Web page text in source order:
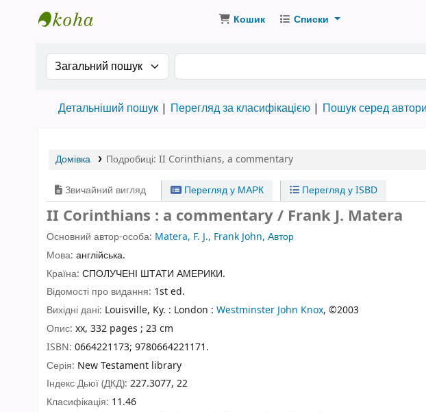
Кошик Списки
Search the catalog by:Пошук за ключовими словами
Детальніший пошук Перегляд за класифікацією Пошук серед
Домівка Подробиці: II Corinthians, a commentary
Звичайний вигляд Перегляд у МАРК Перегляд у ISBD
II Corinthians : a commentary / Frank J. Matera
Основний автор-особа: Matera, F. J., Frank John, Автор
Мова: англійська.
Країна: СПОЛУЧЕНІ ШТАТИ АМЕРИКИ.
Відомості про видання: 1st ed.
Вихідні дані: Louisville, Ky. : London : Westminster John Knox, ©2003
Опис: xx, 332 pages ; 23 cm
ISBN: 0664221173; 9780664221171.
Серія: New Testament library
Індекс Дьюї (ДКД): 227.3077, 22
Класифікація: 11.46